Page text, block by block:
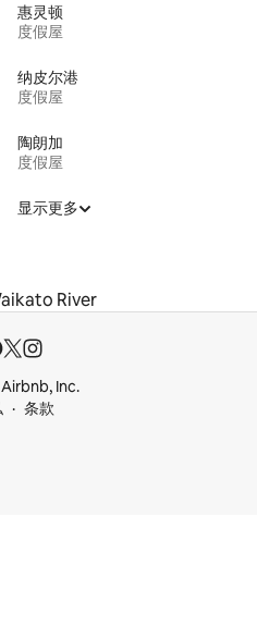
惠灵顿
度假屋
纳皮尔港
度假屋
陶朗加
度假屋
显示更多
River
Inc.
条款